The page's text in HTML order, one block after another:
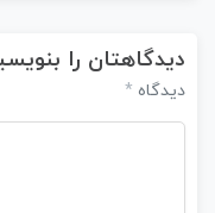
دیدگاهتان را
دیدگاه *